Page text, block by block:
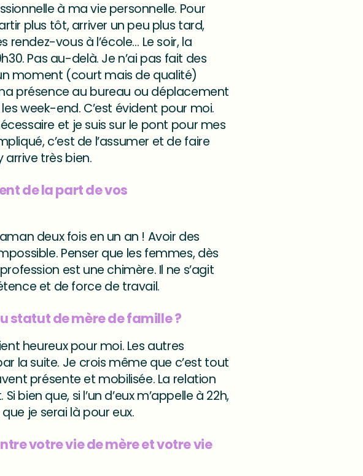
à ma vie personnelle. Pour
plus tôt, arriver un peu plus tard,
vous à l’école… Le soir, la
Pas au-delà. Je n’ai pas fait des
moment (court mais de qualité)
présence au bureau ou déplacement
week-end. C’est évident pour moi.
et je suis sur le pont pour mes
c’est de l’assumer et de faire
très bien.
de la part de vos
deux fois en un an ! Avoir des
Penser que les femmes, dès
est une chimère. Il ne s’agit
et de force de travail.
statut de mère de famille ?
heureux pour moi. Les autres
la suite. Je crois même que c’est tout
présente et mobilisée. La relation
que, si l’un d’eux m’appelle à 22h,
je serai là pour eux.
votre vie de mère et votre vie